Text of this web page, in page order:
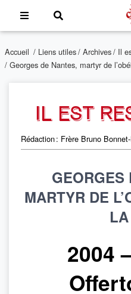
Accueil / Liens utiles/ Archives/ Il
/ Georges de Nantes, martyr de
IL EST
Rédaction : Frère Bruno
GEORGES
MARTYR DE
2004